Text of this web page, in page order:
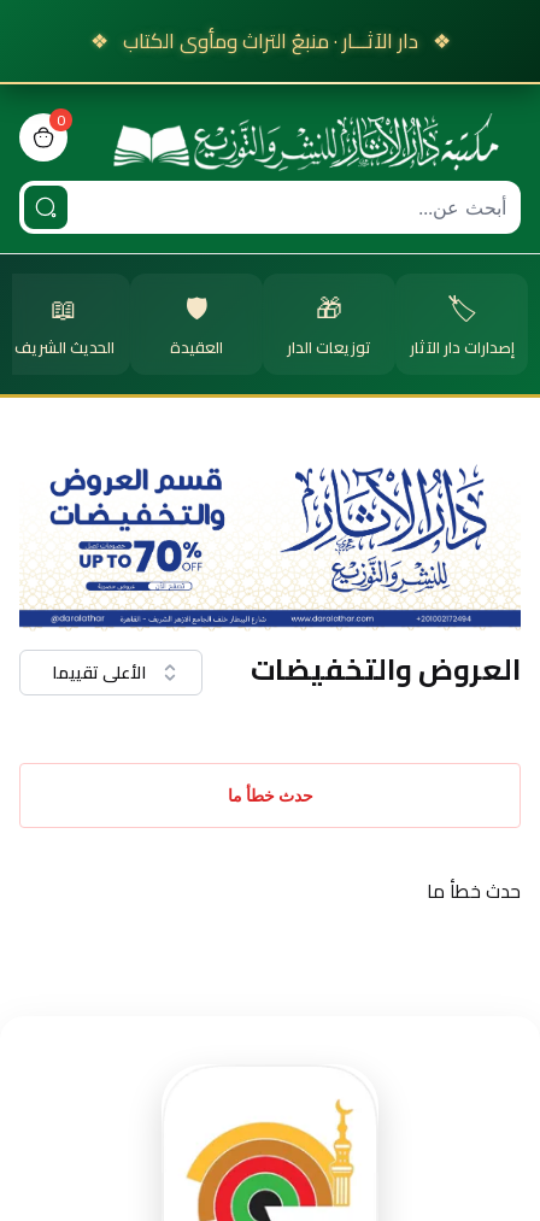
❖ دار الآثـــار · منبعُ التراث ومأوى الكتاب ❖
0
bag
🏷️
إصدارات دار الآثار
🎁
توزيعات الدار
🛡️
العقيدة
📖
الحديث الشريف
العروض والتخفيضات الأعلى تقييما
حدث خطأ ما
حدث خطأ ما